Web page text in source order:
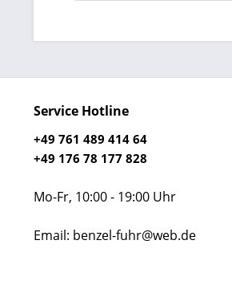
Service Hotline
+49 761 489 414 64
+49 176 78 177 828
Mo-Fr, 10:00 - 19:00 Uhr
Email: benzel-fuhr@web.de